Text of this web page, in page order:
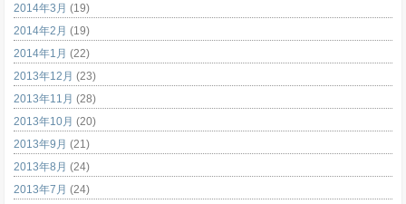
2014年3月 (19)
2014年2月 (19)
2014年1月 (22)
2013年12月 (23)
2013年11月 (28)
2013年10月 (20)
2013年9月 (21)
2013年8月 (24)
2013年7月 (24)